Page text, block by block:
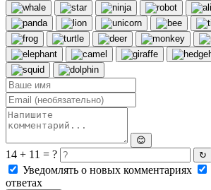
😊
14 + 11 = ? ↻
Уведомлять о новых комментариях
ответах